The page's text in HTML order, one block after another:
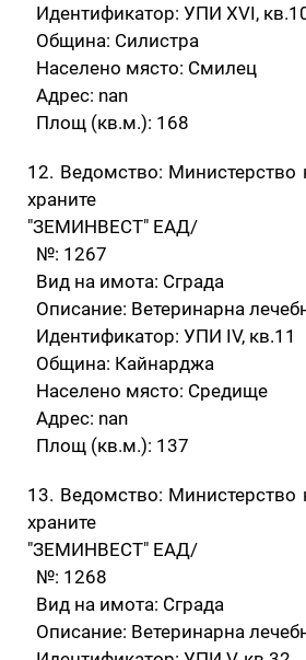
Идентификатор: УПИ XVI,
Община: Силистра
Населено място: Смилец
Адрес: nan
Площ (кв.м.): 168
12. Ведомство: Министерство
храните
"ЗЕМИНВЕСТ" ЕАД/
№: 1267
Вид на имота: Сграда
Описание: Ветеринарна
Идентификатор: УПИ IV, кв.11
Община: Кайнарджа
Населено място: Средище
Адрес: nan
Площ (кв.м.): 137
13. Ведомство: Министерство
храните
"ЗЕМИНВЕСТ" ЕАД/
№: 1268
Вид на имота: Сграда
Описание: Ветеринарна